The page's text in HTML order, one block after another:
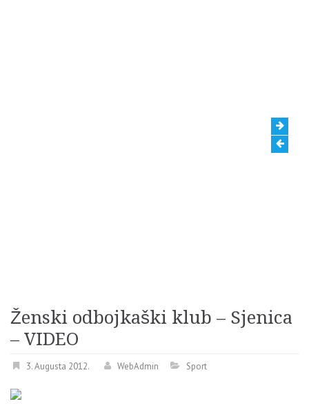
Ženski odbojkaški klub – Sjenica
– VIDEO
3. Augusta 2012. WebAdmin Sport